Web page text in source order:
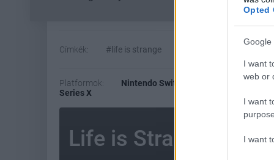
Opted
Google
I want
web or
I want
I want
Címkék: #life is strange #square
Platformok: Nintendo Switch
Series X
Life is Strange: